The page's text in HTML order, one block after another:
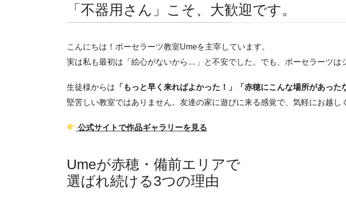
「不器用さん」こそ、大歓迎です。
こんにちは！ポーセラーツ教室Umeを主宰しています。
実は私も最初は「絵心がないから…」と不安でした。でも、ポーセラーツは
生徒様からは 「もっと早く来ればよかった！」「赤穂にこんな場所があった
堅苦しい教室ではありません。友達の家に遊びに来る感覚で、気軽にお越し
公式サイトで作品ギャラリーを見る
Umeが赤穂・備前エリアで
選ばれ続ける3つの理由